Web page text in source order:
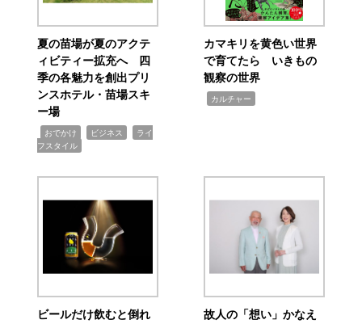
夏の苗場が夏のアクテ
ィビティー拡充へ 四
季の各魅力を創出プリ
ンスホテル・苗場スキ
ー場
おでかけ ビジネス
ライ
フスタイル
カマキリを黄色い世界
で育てたら いきもの
観察の世界
カルチャー
ビールだけ飲むと倒れ 故人の「想い」かなえ